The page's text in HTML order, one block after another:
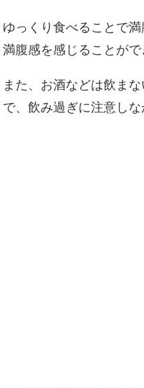
ゆっくり食べることで
満腹感を感じることが
また、お酒などは飲ま
で、飲み過ぎに注意し